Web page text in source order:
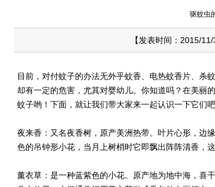
驱蚊虫
【发表时间：2015/
目前，对付蚊子的办法无外乎蚊香、电热蚊香片、杀
却有一定的危害，尤其对婴幼儿。你知道吗？在美丽
蚊子哟！下面，就让我们带大家来一起认识一下它们吧
夜来香：又名夜香树，原产美洲热带。叶片心形，边
色的吊钟形小花，当月上树梢时它即飘出阵阵清香，
薰衣草：是一种蓝紫色的小花。原产地为地中海，喜